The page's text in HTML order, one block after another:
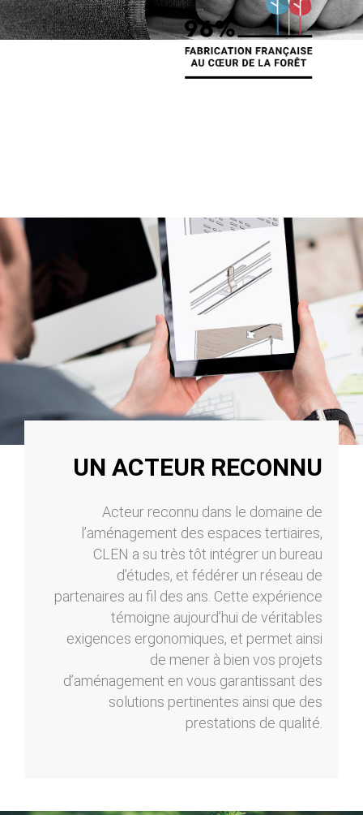
UN ACTEUR RECONNU
Acteur reconnu dans le domaine de
l’aménagement des espaces tertiaires,
CLEN a su très tôt intégrer un bureau
d’études, et fédérer un réseau de
partenaires au fil des ans. Cette expérience
témoigne aujourd’hui de véritables
exigences ergonomiques, et permet ainsi
de mener à bien vos projets
d’aménagement en vous garantissant des
solutions pertinentes ainsi que des
prestations de qualité.